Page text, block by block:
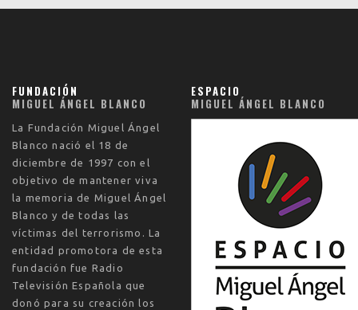
FUNDACIÓN
MIGUEL ÁNGEL BLANCO
La Fundación Miguel Ángel
Blanco nació el 18 de
diciembre de 1997 con el
objetivo de mantener viva
la memoria de Miguel Ángel
Blanco y de todas las
víctimas del terrorismo. La
entidad promotora de esta
fundación fue Radio
Televisión Española que
donó para su creación los
ESPACIO
MIGUEL ÁNGEL BLANCO